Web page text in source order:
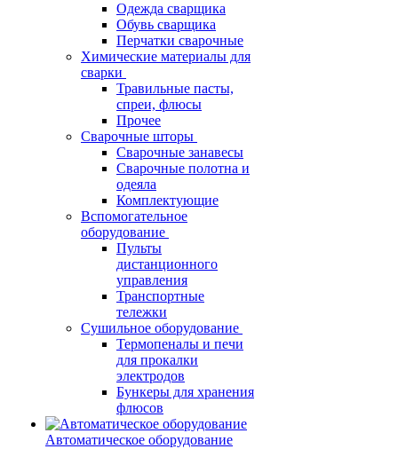
Одежда сварщика
Обувь сварщика
Перчатки сварочные
Химические материалы для
сварки
Травильные пасты,
спреи, флюсы
Прочее
Сварочные шторы
Сварочные занавесы
Сварочные полотна и
одеяла
Комплектующие
Вспомогательное
оборудование
Пульты
дистанционного
управления
Транспортные
тележки
Сушильное оборудование
Термопеналы и печи
для прокалки
электродов
Бункеры для хранения
флюсов
Автоматическое оборудование